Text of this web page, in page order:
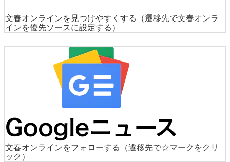
文春オンラインを見つけやすくする
（遷移先で文春オンラ
インを優先ソースに設定する）
文春オンラインをフォローする
（遷移先で☆マークをクリ
ック）